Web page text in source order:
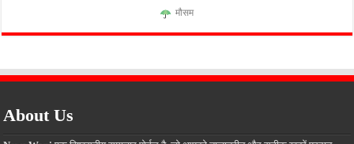
मौसम
About Us